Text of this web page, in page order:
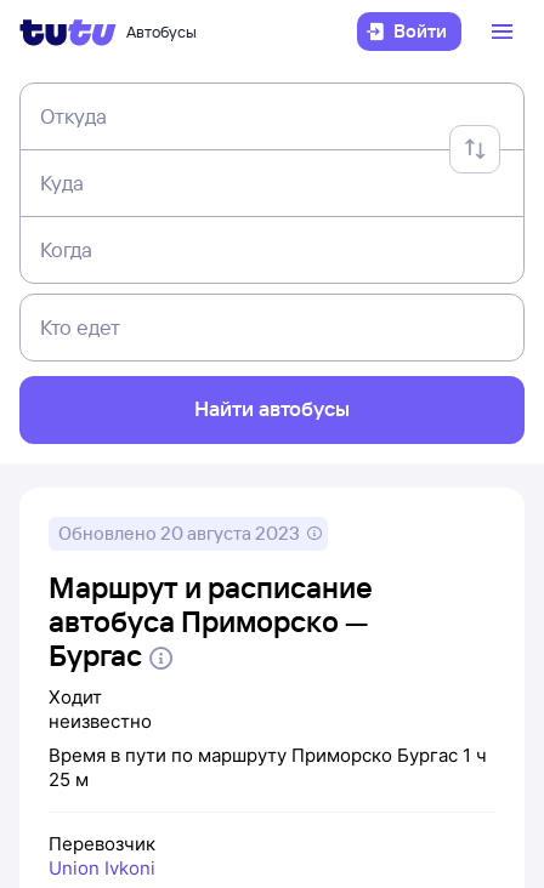
Автобусы Войти
Откуда
Куда
Когда
Кто едет
Найти автобусы
Обновлено 20 августа 2023
Маршрут и расписание
автобуса Приморско —
Бургас
Ходит
неизвестно
Время в пути по маршруту Приморско Бургас 1 ч
25 м
Перевозчик
Union Ivkoni